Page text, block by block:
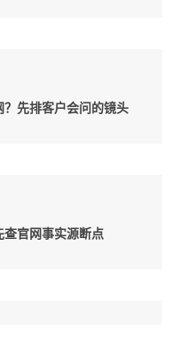
先排客户会问的镜头
官网事实源断点